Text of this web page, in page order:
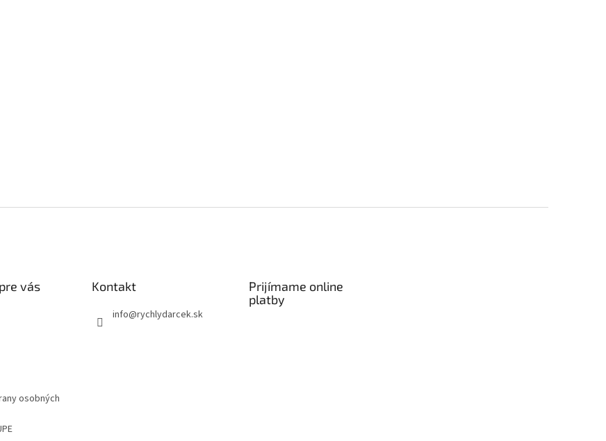
vás
osobných
Kontakt
info@rychlydarcek.sk
Prijímame online
platby